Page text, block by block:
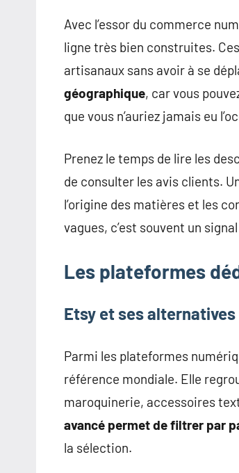
Avec l’essor du commerce
ligne très bien construites.
artisanaux sans avoir à se
géographique, car vous
que vous n’auriez jamais eu
Prenez le temps de lire les
de consulter les avis clients.
l’origine des matières et les
vagues, c’est souvent un
Les plateformes
Etsy et ses
Parmi les plateformes
référence mondiale. Elle
maroquinerie, accessoires
avancé permet de filtrer par
la sélection.